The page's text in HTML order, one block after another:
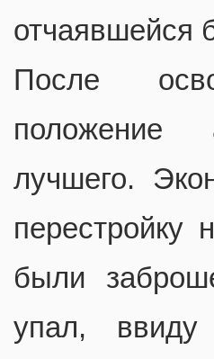
отчаявшейся
После
положение
лучшего.
перестройку
были
упал,